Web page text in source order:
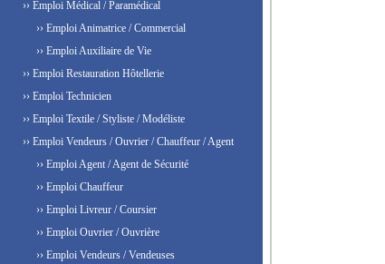
›› Emploi Médical / Paramédical
›› Emploi Animatrice / Commercial
›› Emploi Auxiliaire de Vie
›› Emploi Restauration Hôtellerie
›› Emploi Technicien
›› Emploi Textile / Styliste / Modéliste
›› Emploi Vendeurs / Ouvrier / Chauffeur / Agent
›› Emploi Agent / Agent de Sécurité
›› Emploi Chauffeur
›› Emploi Livreur / Coursier
›› Emploi Ouvrier / Ouvrière
›› Emploi Vendeurs / Vendeuses